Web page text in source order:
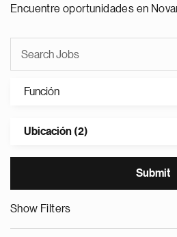
Encuentre oportunidades en
Función
Ubicación (2)
Show Filters